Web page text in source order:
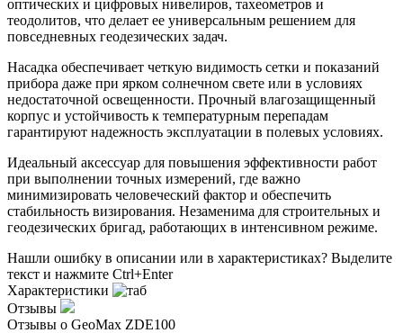
оптических и цифровых нивелиров, тахеометров и
теодолитов, что делает ее универсальным решением для
повседневных геодезических задач.
Насадка обеспечивает четкую видимость сетки и показаний
прибора даже при ярком солнечном свете или в условиях
недостаточной освещенности. Прочный влагозащищенный
корпус и устойчивость к температурным перепадам
гарантируют надежность эксплуатации в полевых условиях.
Идеальный аксессуар для повышения эффективности работ
при выполнении точных измерений, где важно
минимизировать человеческий фактор и обеспечить
стабильность визирования. Незаменима для строительных и
геодезических бригад, работающих в интенсивном режиме.
Нашли ошибку в описании или в характеристиках? Выделите
текст и нажмите Ctrl+Enter
Характеристики
Отзывы
Отзывы о GeoMax ZDE100